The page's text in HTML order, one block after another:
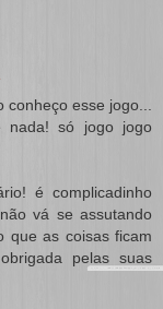
conheço esse jogo...
nada! só jogo jogo
é complicadinho
vá se assutando
que as coisas ficam
pelas suas